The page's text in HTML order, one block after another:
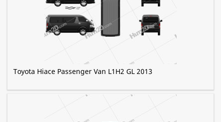
Toyota Hiace Passenger Van L1H2 GL 2013